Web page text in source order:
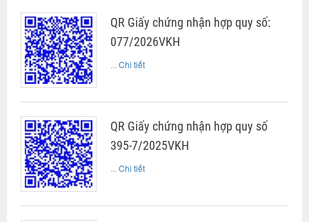
QR Giấy chứng nhận hợp quy số:
077/2026VKH
... Chi tiết
QR Giấy chứng nhận hợp quy số
395-7/2025VKH
... Chi tiết